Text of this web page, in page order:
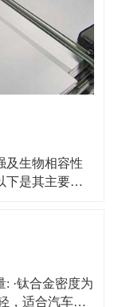
及生物相容性
下是其主要应
因：轻量化
率或载荷能
·钛合金密度为
，适合汽车、